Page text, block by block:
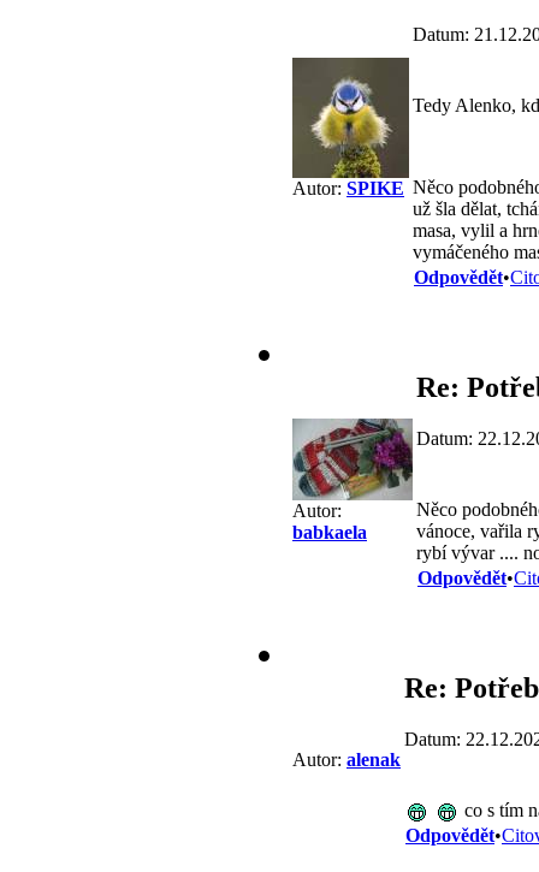
Autor: SPIKE
Datum:
Tedy Alenko,
Něco
už šla dělat,
masa, vylil a
vymáčeného
Odpovědět•
Autor:
babkaela
Re:
Datum:
Něco
vánoce, vařila
rybí vývar ....
Odpovědět•
Autor: alenak
Re:
Datum:
co s tím
Odpovědět•